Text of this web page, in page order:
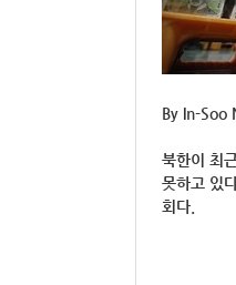
By In-Soo
북한이 최
못하고 있
회다.